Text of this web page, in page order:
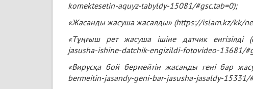
komektesetin-aquyz-tabyldy-15081/#gsc.tab=0);
«Жасанды жасуша жасалды» (https://islam.kz/kk/
«Тұңғыш рет жасуша ішіне датчик енгізілді
jasusha-ishine-datchik-engizildi-fotovideo-13681/
«Вирусқа бой бермейтін жасанды гені бар
bermeitin-jasandy-geni-bar-jasusha-jasaldy-15331/